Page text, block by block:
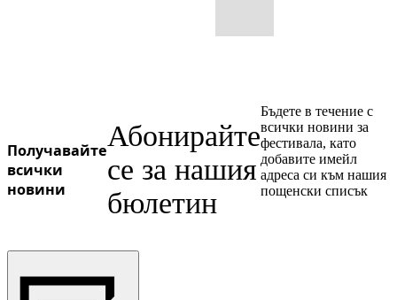
Получавайте
всички
новини
Абонирайте
се за нашия
бюлетин
Бъдете в течение с
всички новини за
фестивала, като
добавите имейл
адреса си към нашия
пощенски списък